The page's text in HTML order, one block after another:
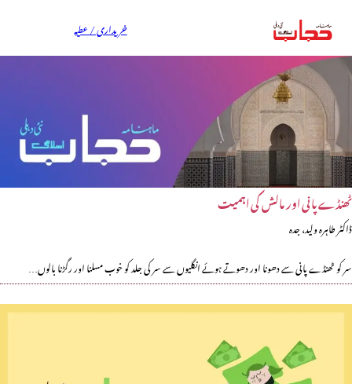
خریداری / عطیہ
ٹھنڈے پانی اور مالش کی اہمیت
ڈاکٹر طاہرہ ولید، جدہ
سر کو ٹھنڈے پانی سے دھونا اور دھوتے ہوئے انگلیوں سے سر کی جلد کو خوب مسلنا اور رگڑنا بالوں…